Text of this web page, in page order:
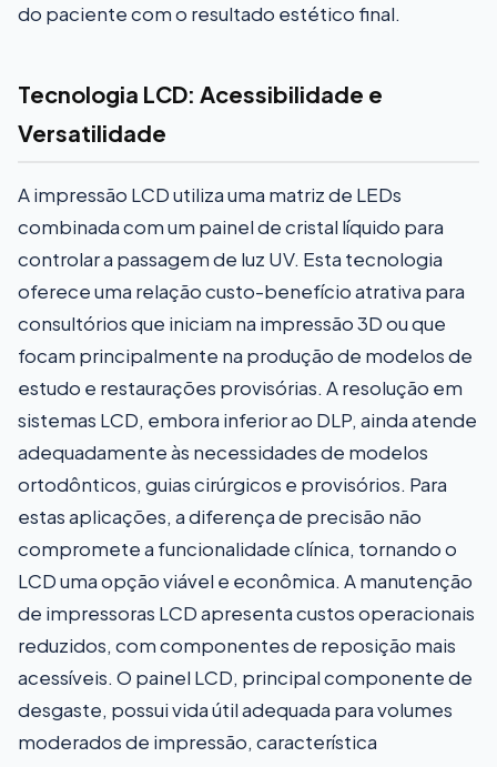
do paciente com o resultado estético final.
Tecnologia LCD: Acessibilidade e
Versatilidade
A impressão LCD utiliza uma matriz de LEDs
combinada com um painel de cristal líquido para
controlar a passagem de luz UV. Esta tecnologia
oferece uma relação custo-benefício atrativa para
consultórios que iniciam na impressão 3D ou que
focam principalmente na produção de modelos de
estudo e restaurações provisórias. A resolução em
sistemas LCD, embora inferior ao DLP, ainda atende
adequadamente às necessidades de modelos
ortodônticos, guias cirúrgicos e provisórios. Para
estas aplicações, a diferença de precisão não
compromete a funcionalidade clínica, tornando o
LCD uma opção viável e econômica. A manutenção
de impressoras LCD apresenta custos operacionais
reduzidos, com componentes de reposição mais
acessíveis. O painel LCD, principal componente de
desgaste, possui vida útil adequada para volumes
moderados de impressão, característica